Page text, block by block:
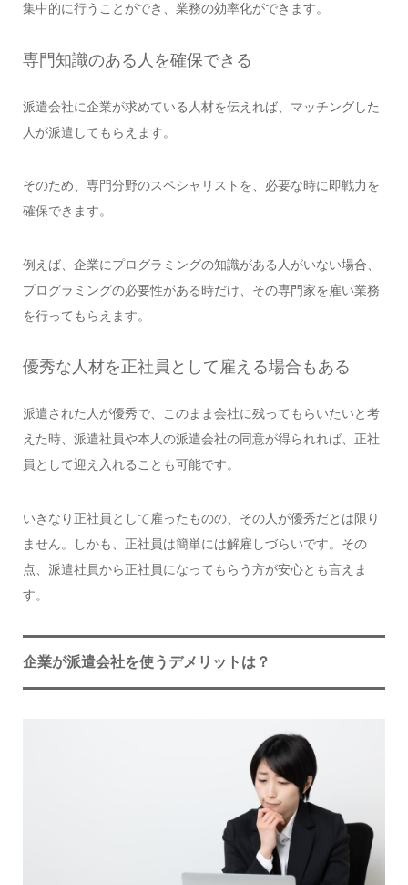
集中的に行うことができ、業務の効率化ができます。
専門知識のある人を確保できる
派遣会社に企業が求めている人材を伝えれば、マッチングした
人が派遣してもらえます。
そのため、専門分野のスペシャリストを、必要な時に即戦力を
確保できます。
例えば、企業にプログラミングの知識がある人がいない場合、
プログラミングの必要性がある時だけ、その専門家を雇い業務
を行ってもらえます。
優秀な人材を正社員として雇える場合もある
派遣された人が優秀で、このまま会社に残ってもらいたいと考
えた時、派遣社員や本人の派遣会社の同意が得られれば、正社
員として迎え入れることも可能です。
いきなり正社員として雇ったものの、その人が優秀だとは限り
ません。しかも、正社員は簡単には解雇しづらいです。その
点、派遣社員から正社員になってもらう方が安心とも言えま
す。
企業が派遣会社を使うデメリットは？